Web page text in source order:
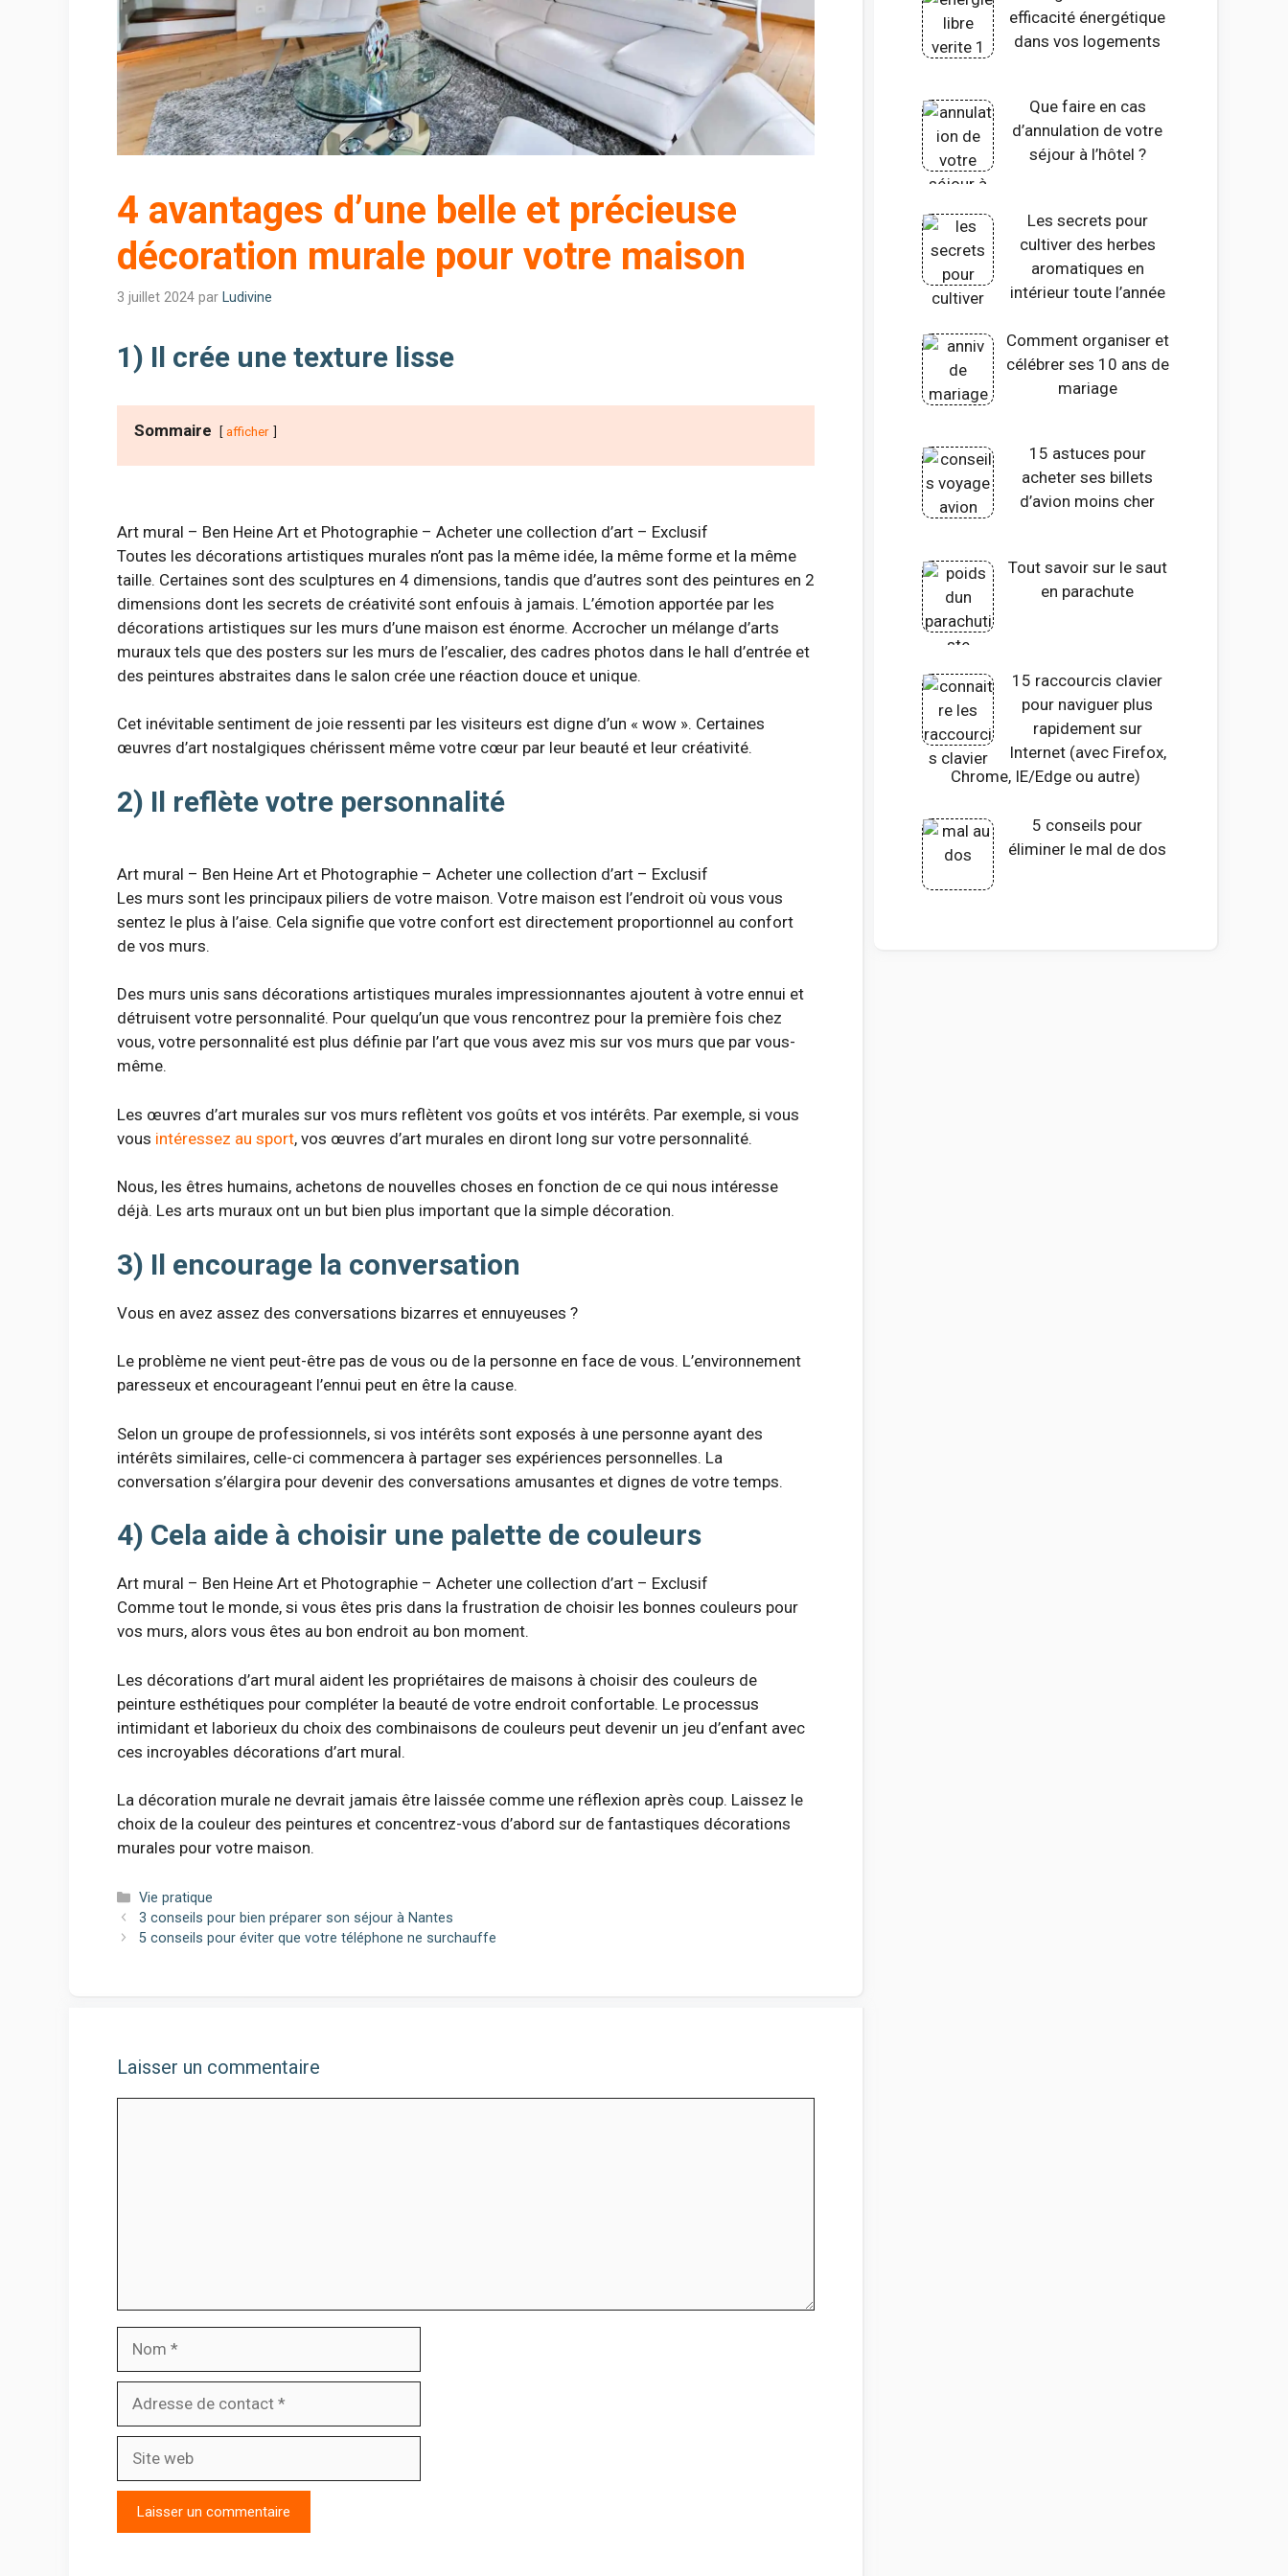
4 avantages d’une belle et précieuse
décoration murale pour votre maison
3 juillet 2024 par Ludivine
1) Il crée une texture lisse
Sommaire afficher
Art mural – Ben Heine Art et Photographie – Acheter une collection d’art – Exclusif
Toutes les décorations artistiques murales n’ont pas la même idée, la même forme et la même
taille. Certaines sont des sculptures en 4 dimensions, tandis que d’autres sont des peintures en 2
dimensions dont les secrets de créativité sont enfouis à jamais. L’émotion apportée par les
décorations artistiques sur les murs d’une maison est énorme. Accrocher un mélange d’arts
muraux tels que des posters sur les murs de l’escalier, des cadres photos dans le hall d’entrée et
des peintures abstraites dans le salon crée une réaction douce et unique.
Cet inévitable sentiment de joie ressenti par les visiteurs est digne d’un « wow ». Certaines
œuvres d’art nostalgiques chérissent même votre cœur par leur beauté et leur créativité.
2) Il reflète votre personnalité
Art mural – Ben Heine Art et Photographie – Acheter une collection d’art – Exclusif
Les murs sont les principaux piliers de votre maison. Votre maison est l’endroit où vous vous
sentez le plus à l’aise. Cela signifie que votre confort est directement proportionnel au confort
de vos murs.
Des murs unis sans décorations artistiques murales impressionnantes ajoutent à votre ennui et
détruisent votre personnalité. Pour quelqu’un que vous rencontrez pour la première fois chez
vous, votre personnalité est plus définie par l’art que vous avez mis sur vos murs que par vous-
même.
Les œuvres d’art murales sur vos murs reflètent vos goûts et vos intérêts. Par exemple, si vous
vous intéressez au sport, vos œuvres d’art murales en diront long sur votre personnalité.
Nous, les êtres humains, achetons de nouvelles choses en fonction de ce qui nous intéresse
déjà. Les arts muraux ont un but bien plus important que la simple décoration.
3) Il encourage la conversation
Vous en avez assez des conversations bizarres et ennuyeuses ?
Le problème ne vient peut-être pas de vous ou de la personne en face de vous. L’environnement
paresseux et encourageant l’ennui peut en être la cause.
Selon un groupe de professionnels, si vos intérêts sont exposés à une personne ayant des
intérêts similaires, celle-ci commencera à partager ses expériences personnelles. La
conversation s’élargira pour devenir des conversations amusantes et dignes de votre temps.
4) Cela aide à choisir une palette de couleurs
Art mural – Ben Heine Art et Photographie – Acheter une collection d’art – Exclusif
Comme tout le monde, si vous êtes pris dans la frustration de choisir les bonnes couleurs pour
vos murs, alors vous êtes au bon endroit au bon moment.
Les décorations d’art mural aident les propriétaires de maisons à choisir des couleurs de
peinture esthétiques pour compléter la beauté de votre endroit confortable. Le processus
intimidant et laborieux du choix des combinaisons de couleurs peut devenir un jeu d’enfant avec
ces incroyables décorations d’art mural.
La décoration murale ne devrait jamais être laissée comme une réflexion après coup. Laissez le
choix de la couleur des peintures et concentrez-vous d’abord sur de fantastiques décorations
murales pour votre maison.
Catégories
Vie pratique
3 conseils pour bien préparer son séjour à Nantes
5 conseils pour éviter que votre téléphone ne surchauffe
Laisser un commentaire
de
contact
web
efficacité énergétique
dans vos logements
Que faire en cas
d’annulation de votre
séjour à l’hôtel ?
Les secrets pour
cultiver des herbes
aromatiques en
intérieur toute l’année
Comment organiser et
célébrer ses 10 ans de
mariage
15 astuces pour
acheter ses billets
d’avion moins cher
Tout savoir sur le saut
en parachute
15 raccourcis clavier
pour naviguer plus
rapidement sur
Internet (avec Firefox,
Chrome, IE/Edge ou autre)
5 conseils pour
éliminer le mal de dos